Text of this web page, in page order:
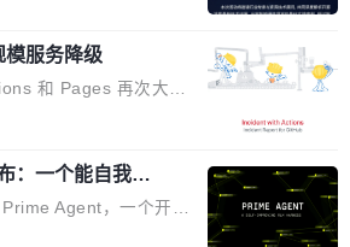
的那批论文最有问题。
Shen，一位 ICLR 2
要解释，但 FA2 是他
度恰到好处，刚好能
被那些"邪恶的" Hopp
易修改和适配。 更关
分布式能力，为不同类
与互联提供关键支撑，
创新与商业增长打开新
鸿蒙智能硬件开发者日
Hardware Develope
动面向智能硬件产业
业专家与资深技术顾
服务降级
和 Pages 再次大规
全不可用超过 5 小时，
runner 也因调度层故
code review、C
受影响。从检测到完全
是 2026 年 8 月的第六
：一个能自我改
AGI 3 超越人类
Agent，一个开源
核心设计围绕两个抽